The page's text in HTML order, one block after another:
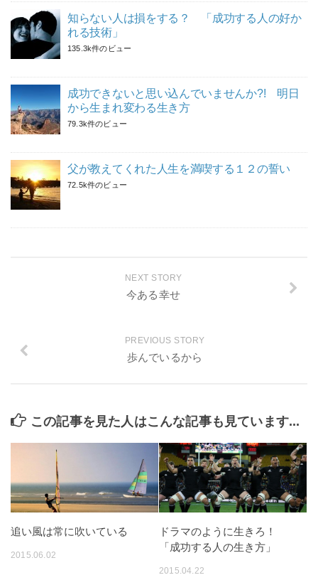
知らない人は損をする？ 「成功する人の好か
れる技術」
135.3k件のビュー
成功できないと思い込んでいませんか?! 明日
から生まれ変わる生き方
79.3k件のビュー
父が教えてくれた人生を満喫する１２の誓い
72.5k件のビュー
NEXT STORY
今ある幸せ
PREVIOUS STORY
歩んでいるから
この記事を見た人はこんな記事も見ています...
追い風は常に吹いている
2015.06.02
ドラマのように生きろ！
「成功する人の生き方」
2015.04.22